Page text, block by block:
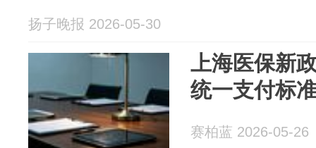
扬子晚报 2026-05-30
上海医保新
统一支付标
赛柏蓝 2026-05-26